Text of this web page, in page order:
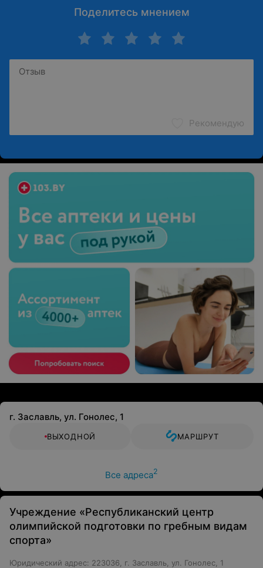
Поделитесь мнением
Рекомендую
г. Заславль, ул. Гонолес, 1
ВЫХОДНОЙ МАРШРУТ
Все адреса2
Учреждение «Республиканский центр
олимпийской подготовки по гребным видам
спорта»
Юридический адрес: 223036, г. Заславль, ул. Гонолес, 1